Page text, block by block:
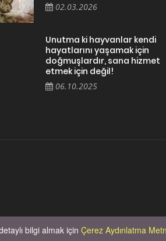
02.03.2026
Unutma ki hayvanlar kendi
hayatlarını yaşamak için
doğmuşlardır, sana hizmet
etmek için değil!
06.10.2025
bilgi almak için Çerez Aydınlatma